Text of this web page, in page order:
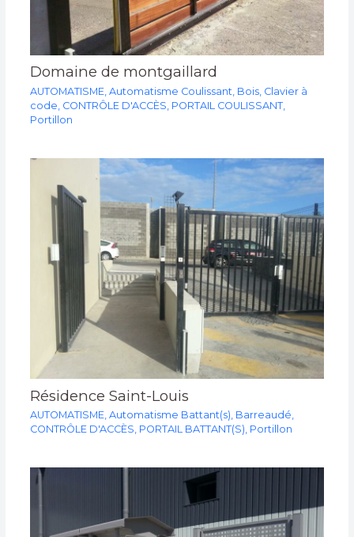
Domaine de montgaillard
AUTOMATISME, Automatisme Coulissant Bois, Clavier à
code CONTRÔLE D'ACCÈS PORTAIL COULISSANT,
Portillon
Résidence Saint-Louis
AUTOMATISME, Automatisme Battant(s), Barreaudé,
CONTRÔLE D'ACCÈS, PORTAIL BATTANT(S), Portillon